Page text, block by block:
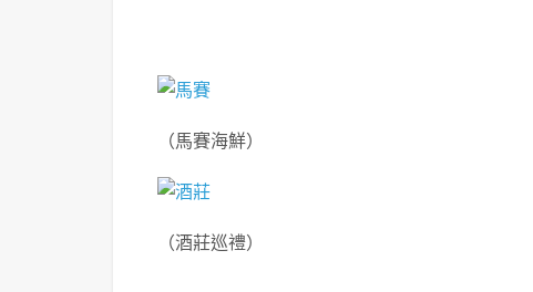
（馬賽海鮮）
（酒莊巡禮）